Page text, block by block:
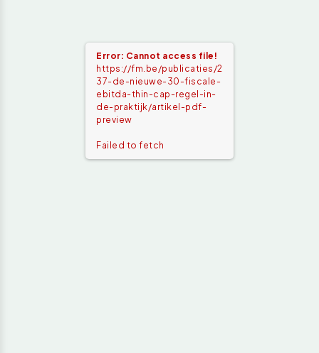
Error: Cannot access file!
https://fm.be/publicaties/2
37-de-nieuwe-30-fiscale-
ebitda-thin-cap-regel-in-
de-praktijk/artikel-pdf-
preview
Failed to fetch